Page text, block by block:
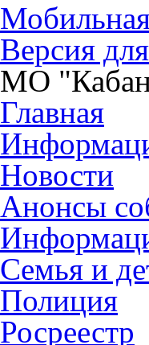
Версия
МО
Главная
Новости
Анонсы
Семья и
Полиция
Росреестр